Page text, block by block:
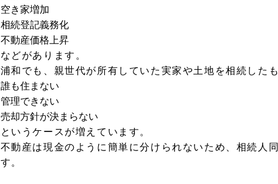
空き家増加
相続登記義務化
不動産価格上昇
などがあります。
浦和でも、親世代が所有していた実家や土地を相続したも
誰も住まない
管理できない
売却方針が決まらない
というケースが増えています。
不動産は現金のように簡単に分けられないため、相続人
す。